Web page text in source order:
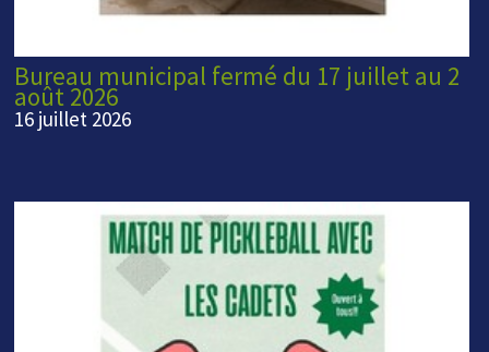
Bureau municipal fermé du 17 juillet au 2
août 2026
16 juillet 2026